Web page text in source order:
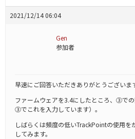
2021/12/14 06:04
Gen
参加者
早速にご回答いただきありがとうございま
ファームウェアを3.4にしたところ、③で
③でこれを入力しています）。
しばらくは頻度の低いTrackPointの使用を
してみます。